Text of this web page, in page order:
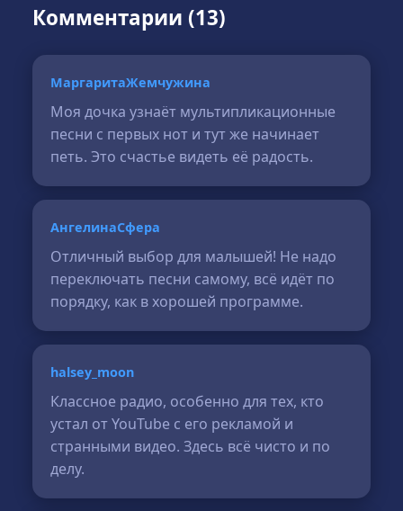
Комментарии (13)
МаргаритаЖемчужина
Моя дочка узнаёт мультипликационные
песни с первых нот и тут же начинает
петь. Это счастье видеть её радость.
АнгелинаСфера
Отличный выбор для малышей! Не надо
переключать песни самому, всё идёт по
порядку, как в хорошей программе.
halsey_moon
Классное радио, особенно для тех, кто
устал от YouTube с его рекламой и
странными видео. Здесь всё чисто и по
делу.